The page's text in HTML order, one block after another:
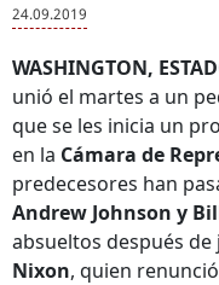
24.09.2019
WASHINGTON,
unió el martes a un
que se les inicia un
en la Cámara de
predecesores han
Andrew Johnson y
absueltos después de
Nixon, quien